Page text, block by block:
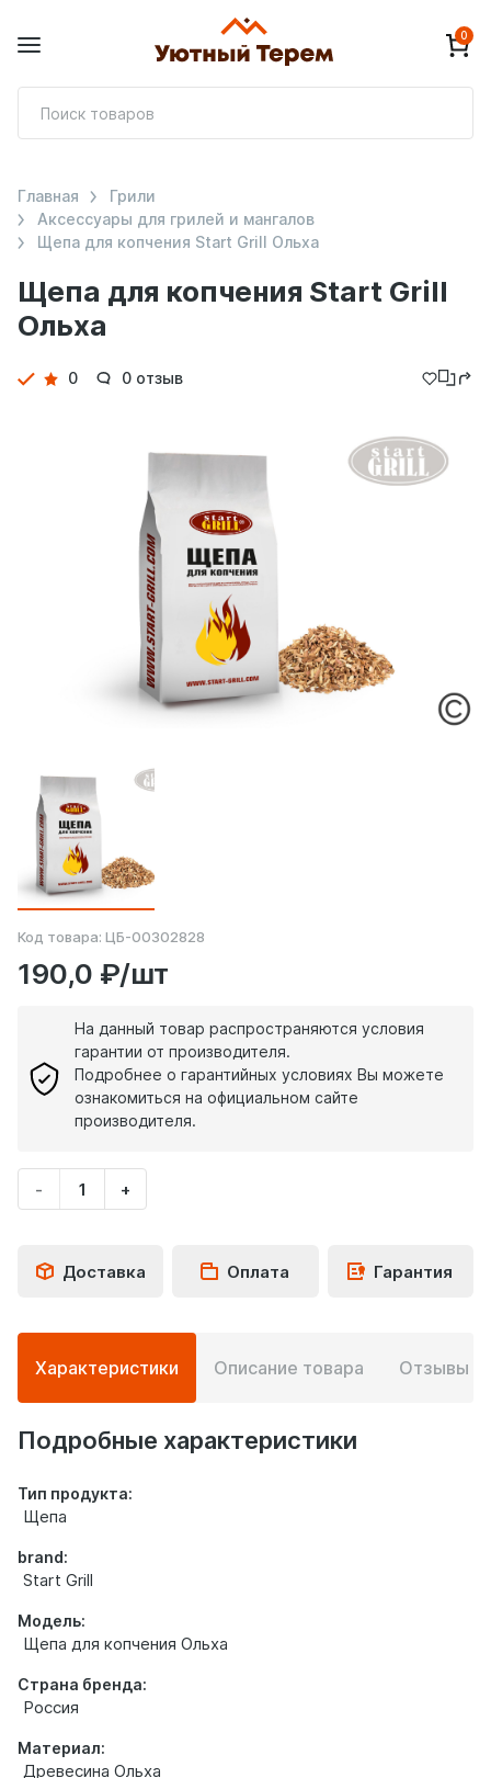
0
Щепа для копчения Start Grill
Ольха
Главная
Грили
Аксессуары для грилей и мангалов
Щепа для копчения Start Grill Ольха
Детали
0 0 отзыв
Код товара: ЦБ-00302828
190,0 ₽/шт
На данный товар распространяются условия
гарантии от производителя.
Подробнее о гарантийных условиях Вы можете
ознакомиться на официальном сайте
производителя.
-
Укажите
количество
+
Доставка Оплата Гарантия
Подробная
информация
о
товаре
Характеристики Описание товара Отзывы
Подробные характеристики
Тип продукта:
Щепа
brand:
Start Grill
Модель:
Щепа для копчения Ольха
Страна бренда:
Россия
Материал:
Древесина Ольха